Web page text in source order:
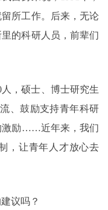
所工作。后来，无论
的科研人员，前辈们
，硕士、博士研究生
、鼓励支持青年科研
激励……近年来，我们
，让青年人才放心去
议吗？